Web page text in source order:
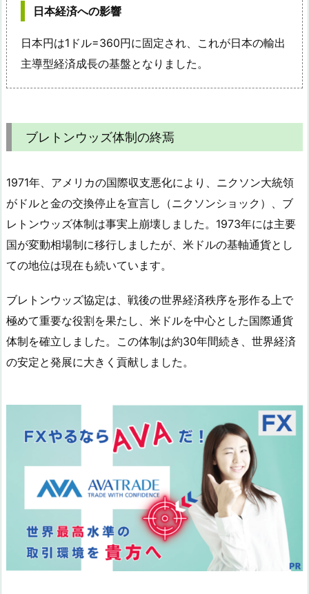
日本経済への影響
日本円は1ドル=360円に固定され、これが日本の輸出
主導型経済成長の基盤となりました。
ブレトンウッズ体制の終焉
1971年、アメリカの国際収支悪化により、ニクソン大統領
がドルと金の交換停止を宣言し（ニクソンショック）、ブ
レトンウッズ体制は事実上崩壊しました。1973年には主要
国が変動相場制に移行しましたが、米ドルの基軸通貨とし
ての地位は現在も続いています。
ブレトンウッズ協定は、戦後の世界経済秩序を形作る上で
極めて重要な役割を果たし、米ドルを中心とした国際通貨
体制を確立しました。この体制は約30年間続き、世界経済
の安定と発展に大きく貢献しました。